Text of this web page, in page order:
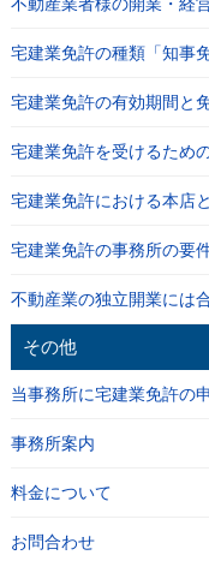
宅建業免許の種類「知事
宅建業免許の有効期間と
宅建業免許を受けるため
宅建業免許における本店
宅建業免許の事務所の要
不動産業の独立開業には
その他
当事務所に宅建業免許の
事務所案内
料金について
お問合わせ